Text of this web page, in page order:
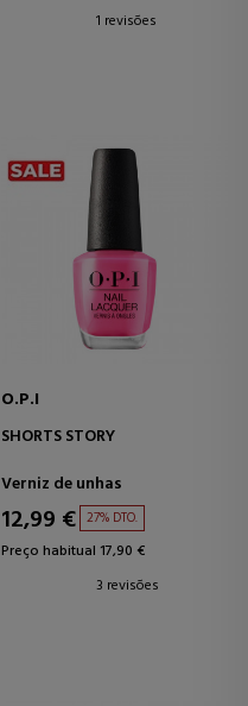
1 revisões
O.P.I
SHORTS STORY
Verniz de unhas
12,99 € 27% DTO.
Preço habitual 17,90 €
3 revisões